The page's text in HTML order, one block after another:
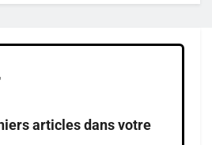
articles dans votre